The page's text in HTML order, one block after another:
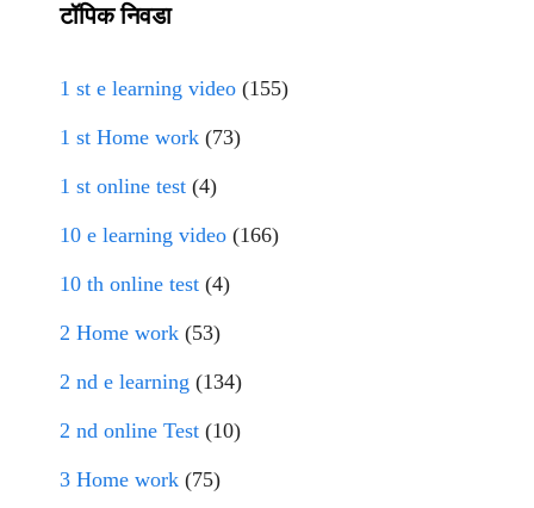
टॉपिक निवडा
1 st e learning video (155)
1 st Home work (73)
1 st online test (4)
10 e learning video (166)
10 th online test (4)
2 Home work (53)
2 nd e learning (134)
2 nd online Test (10)
3 Home work (75)